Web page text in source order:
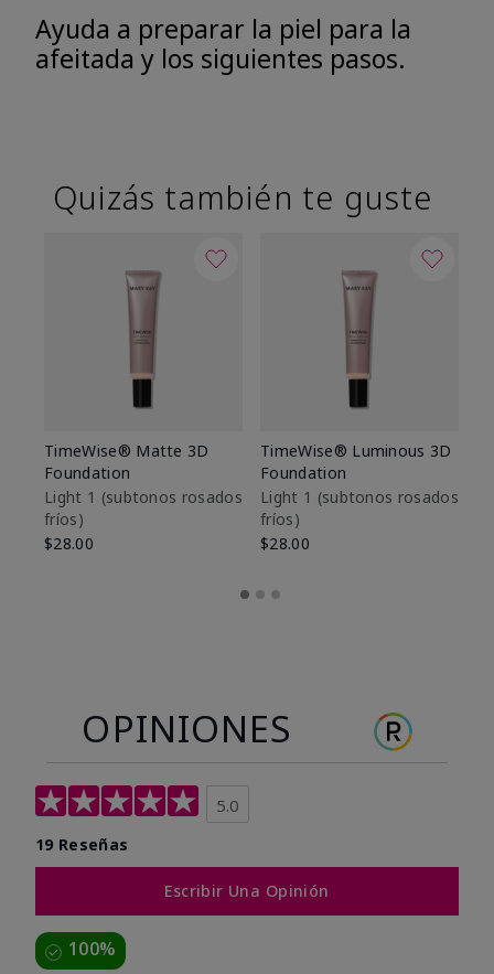
Ayuda a preparar la piel para la
afeitada y los siguientes pasos.
Quizás también te guste
TimeWise® Matte 3D
Foundation
Light 1​ (subtonos rosados
fríos)
$28.00
TimeWise® Luminous 3D
Foundation
Light 1​ (subtonos rosados
fríos)
$28.00
OPINIONES
5.0
19 Reseñas
Escribir Una Opinión
100%